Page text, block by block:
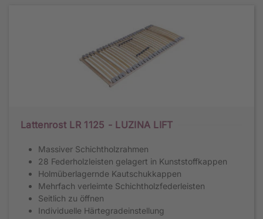
Lattenrost LR 1125 - LUZINA LIFT
Massiver Schichtholzrahmen
28 Federholzleisten gelagert in Kunststoffkappen
Holmüberlagernde Kautschukkappen
Mehrfach verleimte Schichtholzfederleisten
Seitlich zu öffnen
Individuelle Härtegradeinstellung